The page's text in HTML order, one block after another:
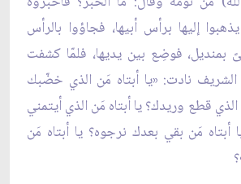
إليها برأس أبيها، فجاؤوا بالرأس
بمنديل، فوضِع بين يديها، فلمّا كشفت
الشريف نادت: «يا أبتاه مَن الذي خضّبك
الذي قطع وريدك؟ يا أبتاه مَن الذي أيتمني
مَن بقي بعدك نرجوه؟ يا أبتاه مَن